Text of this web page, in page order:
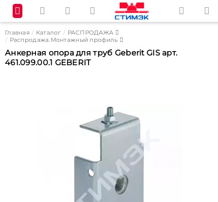
Главная Каталог
РАСПРОДАЖА
Распродажа.Монтажный профиль
Анкерная опора для труб Geberit GIS арт.
461.099.00.1 GEBERIT